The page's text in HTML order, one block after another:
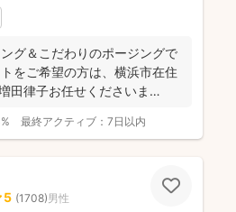
グ＆こだわりのポージングで
をご希望の方は、横浜市在住
田律子お任せくださいま
最終アクティブ： 7日以内
5 (1708)男性